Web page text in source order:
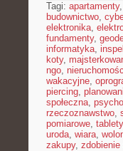
Tagi: apartamenty,
budownictwo,
elektronika,
fundamenty,
informatyka,
koty,
ngo,
wakacyjne,
piercing,
społeczna,
rzeczoznawstwo,
pomiarowe, tablety
uroda, wiara,
zakupy, zdobienie